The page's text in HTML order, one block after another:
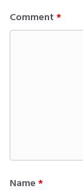
Comment *
Name *